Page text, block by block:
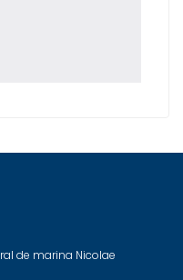
de marina Nicolae